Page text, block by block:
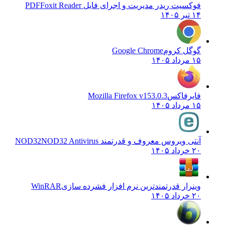
فوکسیت ریدر مدیریت و اجرای فایل PDFFoxit Reader
۱۴ تیر ۱۴۰۵
گوگل کرومGoogle Chrome
۱۵ مرداد ۱۴۰۵
فایرفاکسMozilla Firefox v153.0.3
۱۵ مرداد ۱۴۰۵
آنتی ویروس معروف و قدرتمند NOD32 NOD32 Antivirus
۲۰ خرداد ۱۴۰۵
وینرار قدرتمندترین نرم افزار فشرده سازیWinRAR
۲۰ خرداد ۱۴۰۵